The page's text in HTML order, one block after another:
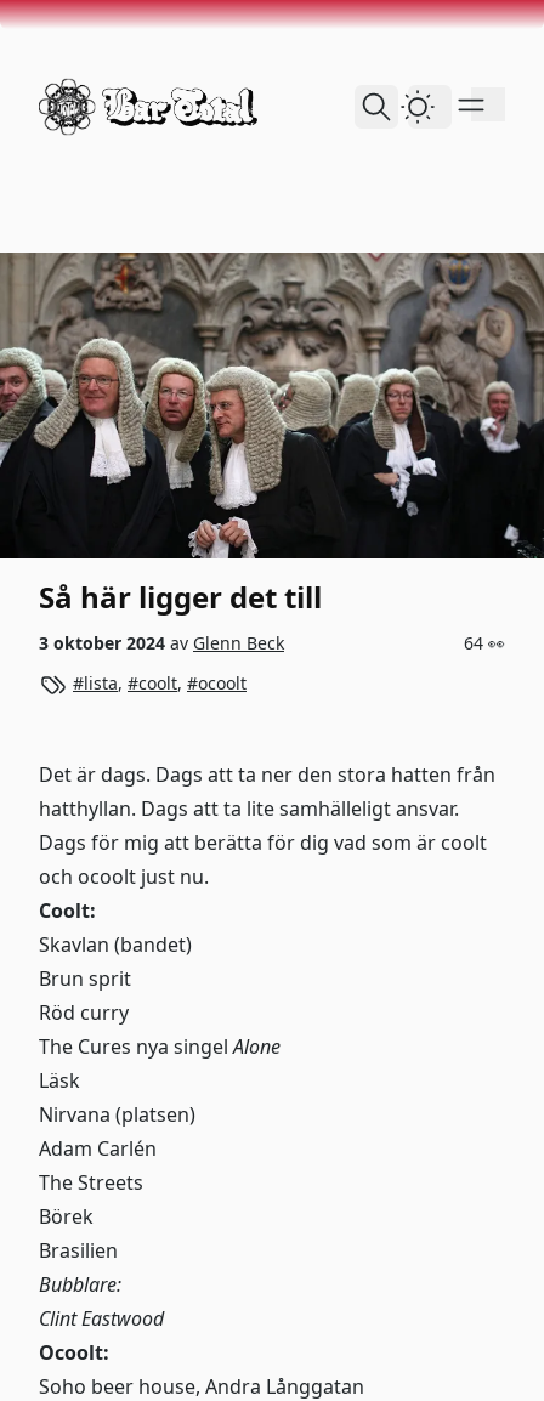
skip to content
Dark Theme
Så här ligger det till
64 👀
3 oktober 2024 av Glenn Beck
lista, coolt, ocoolt
Det är dags. Dags att ta ner den stora hatten från
hatthyllan. Dags att ta lite samhälleligt ansvar.
Dags för mig att berätta för dig vad som är coolt
och ocoolt just nu.
Coolt:
Skavlan (bandet)
Brun sprit
Röd curry
The Cures nya singelAlone
Läsk
Nirvana (platsen)
Adam Carlén
The Streets
Börek
Brasilien
Bubblare:
Clint Eastwood
Ocoolt:
Soho beer house, Andra Långgatan